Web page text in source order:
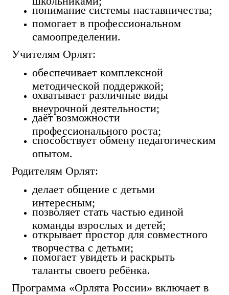
понимание системы наставничества;
помогает в профессиональном
самоопределении.
Учителям Орлят:
обеспечивает комплексной
методической поддержкой;
охватывает различные виды
внеурочной деятельности;
даёт возможности
профессионального роста;
способствует обмену педагогическим
опытом.
Родителям Орлят:
делает общение с детьми
интересным;
позволяет стать частью единой
команды взрослых и детей;
открывает простор для совместного
творчества с детьми;
помогает увидеть и раскрыть
таланты своего ребёнка.
Программа «Орлята России» включает в